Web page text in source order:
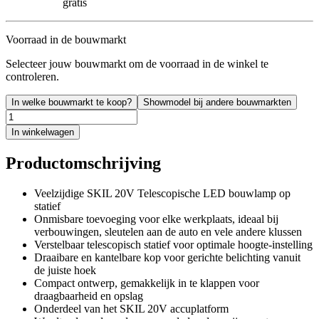
Voorraad in de bouwmarkt
Selecteer jouw bouwmarkt om de voorraad in de winkel te
controleren.
In welke bouwmarkt te koop? Showmodel bij andere bouwmarkten
In winkelwagen
Productomschrijving
Veelzijdige SKIL 20V Telescopische LED bouwlamp op
statief
Onmisbare toevoeging voor elke werkplaats, ideaal bij
verbouwingen, sleutelen aan de auto en vele andere klussen
Verstelbaar telescopisch statief voor optimale hoogte-instelling
Draaibare en kantelbare kop voor gerichte belichting vanuit
de juiste hoek
Compact ontwerp, gemakkelijk in te klappen voor
draagbaarheid en opslag
Onderdeel van het SKIL 20V accuplatform